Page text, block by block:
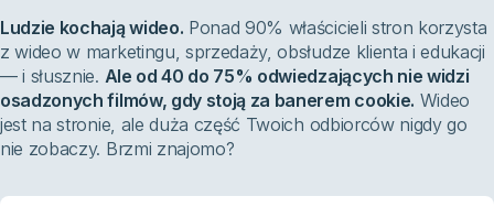
Ludzie kochają wideo. Ponad 90% właścicieli stron korzysta
z wideo w marketingu, sprzedaży, obsłudze klienta i edukacji
— i słusznie. Ale od 40 do 75% odwiedzających nie widzi
osadzonych filmów, gdy stoją za banerem cookie. Wideo
jest na stronie, ale duża część Twoich odbiorców nigdy go
nie zobaczy. Brzmi znajomo?